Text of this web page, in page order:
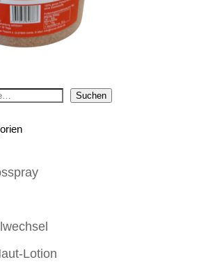
Suchen
Lotion